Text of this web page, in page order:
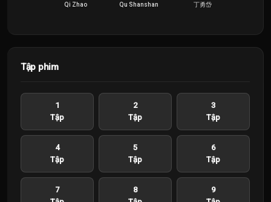
Qi Zhao Qu Shanshan 丁勇岱
Tập phim
1
Tập
2
Tập
3
Tập
4
Tập
5
Tập
6
Tập
7
8
9